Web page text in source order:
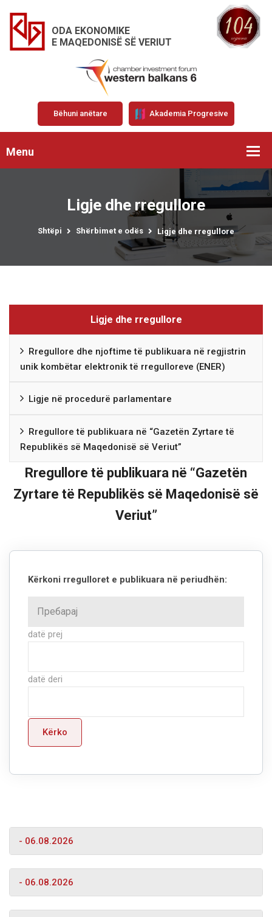
ODA EKONOMIKE
E MAQEDONISË SË VERIUT
Bëhuni anëtare Akademia Progresive
Menu
Ligje dhe rregullore
Shtëpi Shërbimet e odës Ligje dhe rregullore
Ligje dhe rregullore
Rregullore dhe njoftime të publikuara në regjistrin
unik kombëtar elektronik të rregulloreve (ENER)
Ligje në procedurë parlamentare
Rregullore të publikuara në “Gazetën Zyrtare të
Republikës së Maqedonisë së Veriut”
Rregullore të publikuara në “Gazetën
Zyrtare të Republikës së Maqedonisë së
Veriut”
Kërkoni rregulloret e publikuara në periudhën:
datë prej
datë deri
Kërko
- 06.08.2026
- 06.08.2026